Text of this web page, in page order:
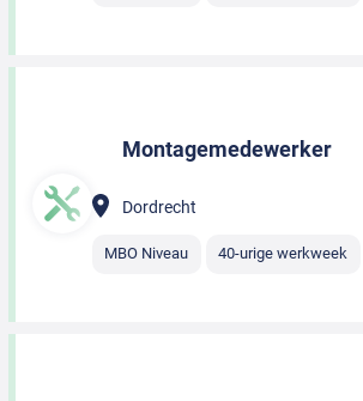
Montagemedewerker
Dordrecht
MBO Niveau 40-urige werkweek